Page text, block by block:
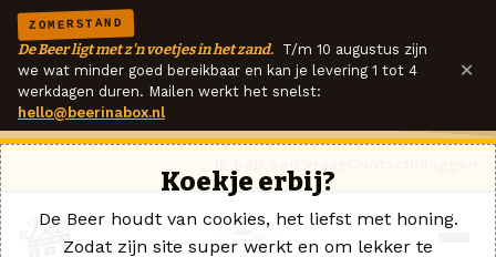
ZOMERSTAND
De Beer ligt met z'n voetjes in het zand. T/m 10 augustus zijn
we wat minder goed bereikbaar en kan je levering 1 tot 4
werkdagen duren. Mailen werkt het snelst:
hello@beerinabox.nl
×
Koekje erbij?
De Beer houdt van cookies, het liefst met honing.
Zodat zijn site super werkt en om lekker te